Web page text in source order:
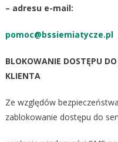
– adresu e-mail:
pomoc@bssiemiatycze.pl
BLOKOWANIE DOSTĘPU
KLIENTA
Ze względów
zablokowanie dostępu do